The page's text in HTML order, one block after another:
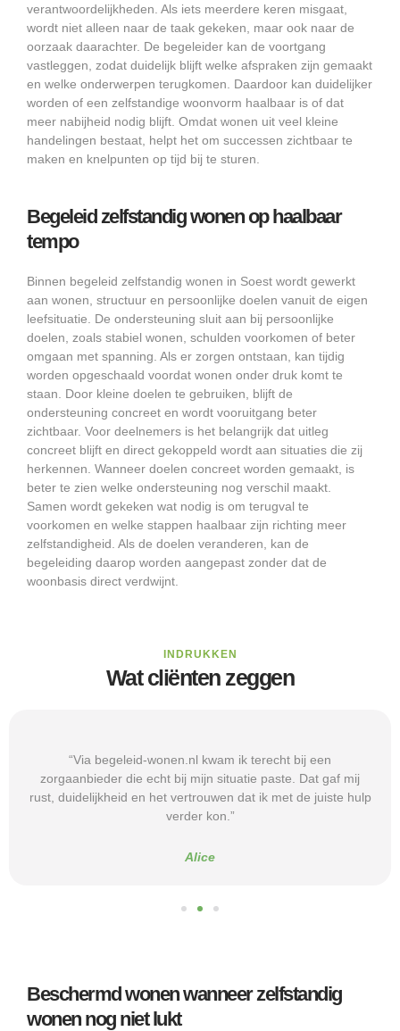
verantwoordelijkheden. Als iets meerdere keren misgaat,
wordt niet alleen naar de taak gekeken, maar ook naar de
oorzaak daarachter. De begeleider kan de voortgang
vastleggen, zodat duidelijk blijft welke afspraken zijn gemaakt
en welke onderwerpen terugkomen. Daardoor kan duidelijker
worden of een zelfstandige woonvorm haalbaar is of dat
meer nabijheid nodig blijft. Omdat wonen uit veel kleine
handelingen bestaat, helpt het om successen zichtbaar te
maken en knelpunten op tijd bij te sturen.
Begeleid zelfstandig wonen op haalbaar
tempo
Binnen begeleid zelfstandig wonen in Soest wordt gewerkt
aan wonen, structuur en persoonlijke doelen vanuit de eigen
leefsituatie. De ondersteuning sluit aan bij persoonlijke
doelen, zoals stabiel wonen, schulden voorkomen of beter
omgaan met spanning. Als er zorgen ontstaan, kan tijdig
worden opgeschaald voordat wonen onder druk komt te
staan. Door kleine doelen te gebruiken, blijft de
ondersteuning concreet en wordt vooruitgang beter
zichtbaar. Voor deelnemers is het belangrijk dat uitleg
concreet blijft en direct gekoppeld wordt aan situaties die zij
herkennen. Wanneer doelen concreet worden gemaakt, is
beter te zien welke ondersteuning nog verschil maakt.
Samen wordt gekeken wat nodig is om terugval te
voorkomen en welke stappen haalbaar zijn richting meer
zelfstandigheid. Als de doelen veranderen, kan de
begeleiding daarop worden aangepast zonder dat de
woonbasis direct verdwijnt.
INDRUKKEN
Wat cliënten zeggen
“Via begeleid-wonen.nl kwam ik terecht bij een
zorgaanbieder die echt bij mijn situatie paste. Dat gaf mij
rust, duidelijkheid en het vertrouwen dat ik met de juiste hulp
verder kon.”
Alice
Beschermd wonen wanneer zelfstandig
wonen nog niet lukt